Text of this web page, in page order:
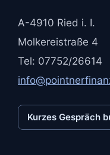
A-4910 Ried i. I.
Molkereistraße 4
Tel: 07752/26614
Kurzes Gespräch